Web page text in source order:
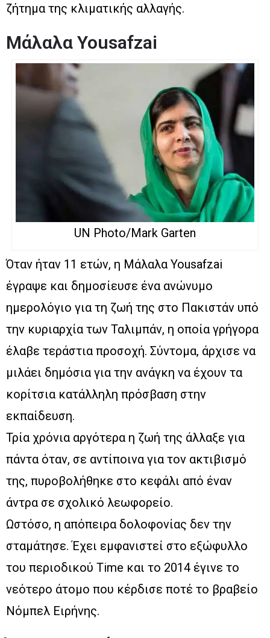
ζήτημα της κλιματικής αλλαγής.
Μάλαλα Yousafzai
UN Photo/Mark Garten
Όταν ήταν 11 ετών, η Μάλαλα Yousafzai
έγραψε και δημοσίευσε ένα ανώνυμο
ημερολόγιο για τη ζωή της στο Πακιστάν υπό
την κυριαρχία των Ταλιμπάν, η οποία γρήγορα
έλαβε τεράστια προσοχή. Σύντομα, άρχισε να
μιλάει δημόσια για την ανάγκη να έχουν τα
κορίτσια κατάλληλη πρόσβαση στην
εκπαίδευση.
Τρία χρόνια αργότερα η ζωή της άλλαξε για
πάντα όταν, σε αντίποινα για τον ακτιβισμό
της, πυροβολήθηκε στο κεφάλι από έναν
άντρα σε σχολικό λεωφορείο.
Ωστόσο, η απόπειρα δολοφονίας δεν την
σταμάτησε. Έχει εμφανιστεί στο εξώφυλλο
του περιοδικού Time και το 2014 έγινε το
νεότερο άτομο που κέρδισε ποτέ το βραβείο
Νόμπελ Ειρήνης.